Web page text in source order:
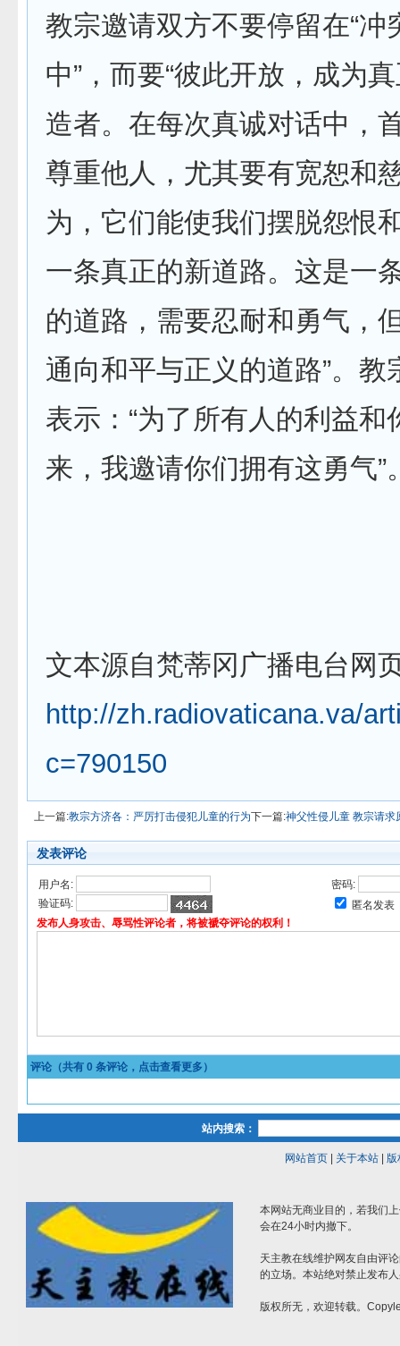
教宗邀请双方不要停留在“冲
中”，而要“彼此开放，成为
造者。在每次真诚对话中，
尊重他人，尤其要有宽恕和
为，它们能使我们摆脱怨恨
一条真正的新道路。这是一
的道路，需要忍耐和勇气，
通向和平与正义的道路”。教
表示：“为了所有人的利益和
来，我邀请你们拥有这勇气”
文本源自梵蒂冈广播电台网
http://zh.radiovaticana.va/
c=790150
上一篇:教宗方济各：严厉打击侵犯儿童的行为下一篇:神父性侵儿童 教宗请求
发表评论
用户名:
密码:
验证码:
匿名发表
发布人身攻击、辱骂性评论者，将被褫夺评论的权利！
评论（共有 0 条评论，点击查看更多）
站内搜索：
网站首页| 关于本站| 版
本网站无商业目的，若我们
会在24小时内撤下。
天主教在线维护网友自由评
的立场。本站绝对禁止发布
版权所无，欢迎转载。